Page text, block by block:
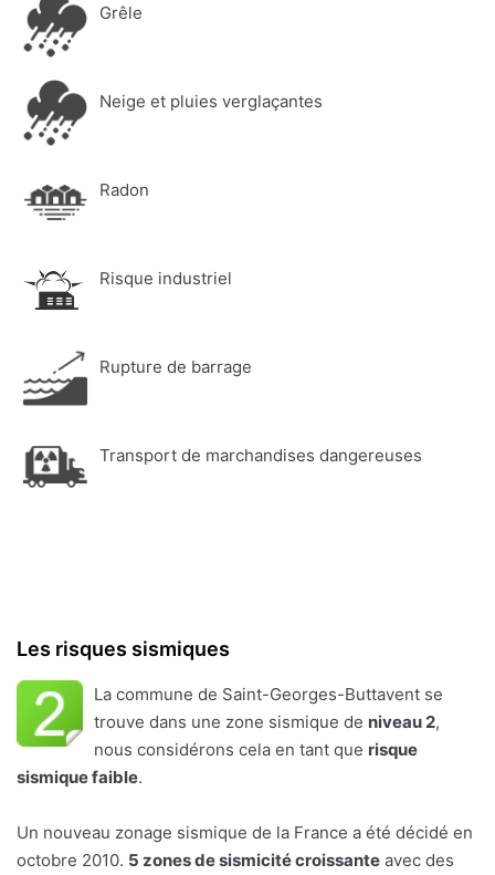
Grêle
Neige et pluies verglaçantes
Radon
Risque industriel
Rupture de barrage
Transport de marchandises dangereuses
Les risques sismiques
La commune de Saint-Georges-Buttavent se
trouve dans une zone sismique de niveau 2,
nous considérons cela en tant que risque
sismique faible.
Un nouveau zonage sismique de la France a été décidé en
octobre 2010. 5 zones de sismicité croissante avec des